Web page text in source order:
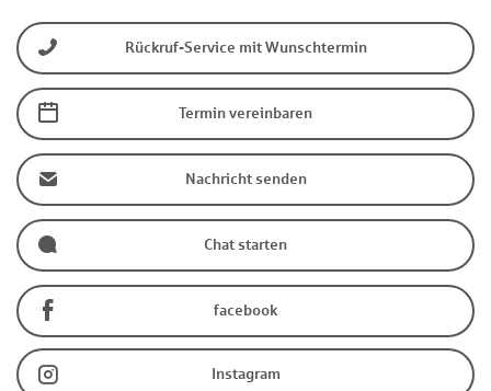
Rückruf-Service mit Wunschtermin
Termin vereinbaren
Nachricht senden
Chat starten
facebook
Instagram